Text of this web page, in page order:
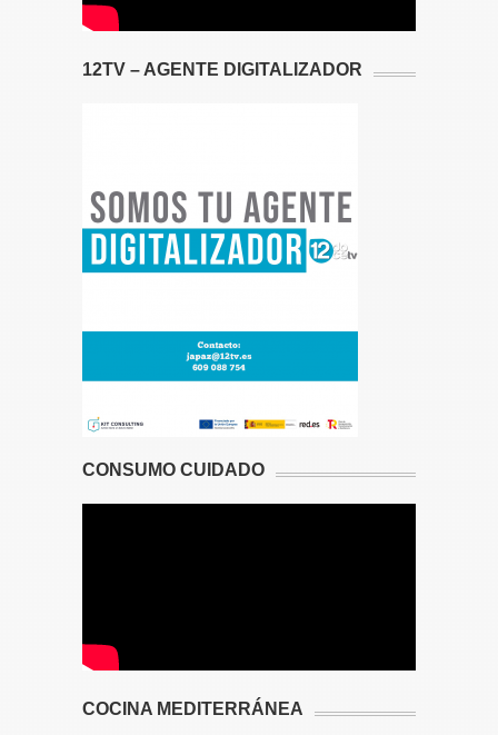
12TV – AGENTE DIGITALIZADOR
CONSUMO CUIDADO
COCINA MEDITERRÁNEA